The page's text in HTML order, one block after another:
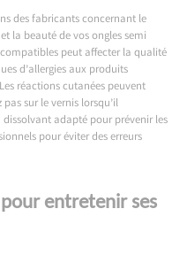
des fabricants concernant le
la beauté de vos ongles semi
peut affecter la qualité
d’allergies aux produits
réactions cutanées peuvent
sur le vernis lorsqu’il
dissolvant adapté pour prévenir les
pour éviter des erreurs
entretenir ses